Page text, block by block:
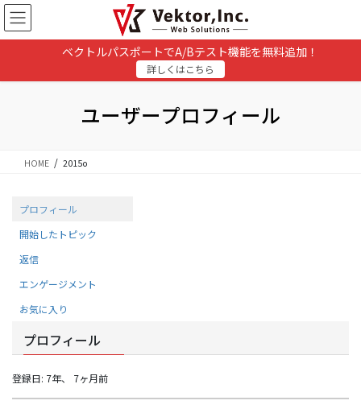
コ
ン
テ
ナ
ビ
ゲ
ベクトルパスポートでA/Bテスト機能を無料追加！
詳しくはこちら
ユーザープロフィール
HOME 2015o
プロフィール
開始したトピック
返信
エンゲージメント
お気に入り
プロフィール
登録日: 7年、 7ヶ月前